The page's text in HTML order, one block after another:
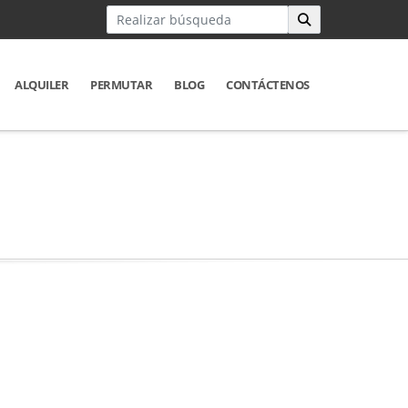
ALQUILER PERMUTAR BLOG CONTÁCTENOS